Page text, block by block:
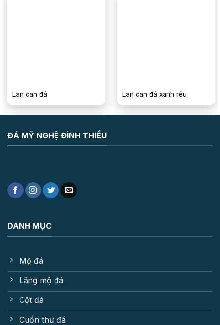
Lan can đá Lan can đá xanh rêu
ĐÁ MỸ NGHỆ ĐÌNH THIỀU
DANH MỤC
Mộ đá
Lăng mộ đá
Cột đá
Cuốn thư đá